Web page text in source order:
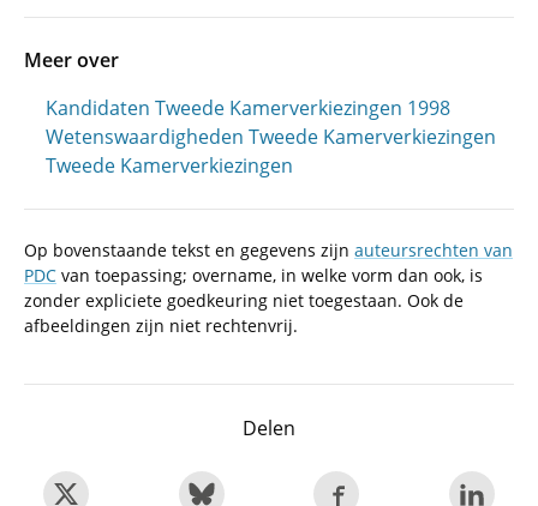
Meer over
Kandidaten Tweede Kamerverkiezingen 1998
Wetenswaardigheden Tweede Kamerverkiezingen
Tweede Kamerverkiezingen
Op bovenstaande tekst en gegevens zijn auteursrechten van
PDC van toepassing; overname, in welke vorm dan ook, is
zonder expliciete goedkeuring niet toegestaan. Ook de
afbeeldingen zijn niet rechtenvrij.
Delen